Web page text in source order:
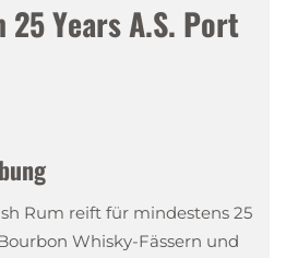
25 Years A.S. Port
Rum reift für mindestens 25
Whisky-Fässern und